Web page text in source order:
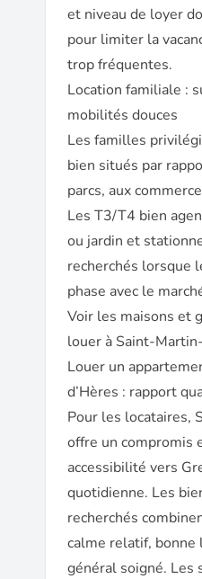
et niveau de loyer
pour limiter la
trop fréquentes.
Location familiale :
mobilités douces
Les familles
bien situés par
parcs, aux
Les T3/T4 bien
ou jardin et
recherchés lorsque
phase avec le
Voir les maisons et
louer à Saint-
Louer un
d’Hères : rapport
Pour les locataires,
offre un compromis
accessibilité vers
quotidienne. Les
recherchés
calme relatif,
général soigné. Les